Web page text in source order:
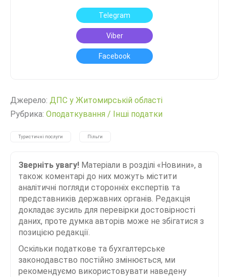
Telegram
Viber
Facebook
Джерело: ДПС у Житомирській області
Рубрика: Оподаткування / Інші податки
Туристичні послуги Пільги
Зверніть увагу! Матеріали в розділі «Новини», а
також коментарі до них можуть містити
аналітичні погляди сторонніх експертів та
представників державних органів. Редакція
докладає зусиль для перевірки достовірності
даних, проте думка авторів може не збігатися з
позицією редакції.
Оскільки податкове та бухгалтерське
законодавство постійно змінюється, ми
рекомендуємо використовувати наведену